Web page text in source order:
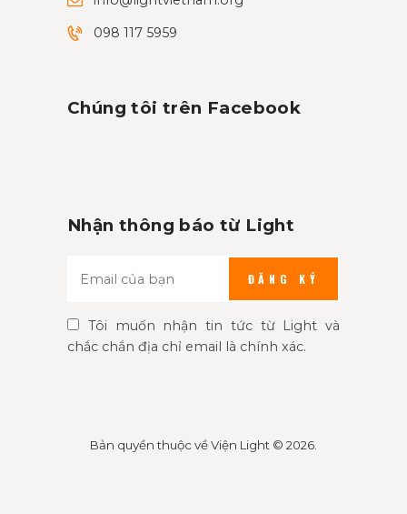
098 117 5959
Chúng tôi trên Facebook
Nhận thông báo từ Light
ĐĂNG KÝ
Tôi muốn nhận tin tức từ Light và
chắc chắn địa chỉ email là chính xác.
Bản quyền thuộc vềViện Light © 2026.